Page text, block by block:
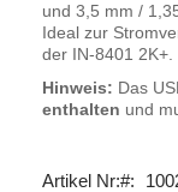
und 3,5 mm /
Ideal zur
der IN-8401 2K+.
Hinweis: Das
enthalten und
Artikel Nr: